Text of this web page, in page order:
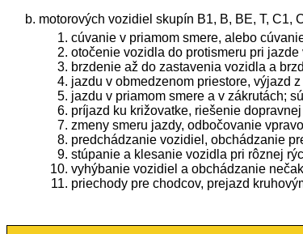
motorových vozidiel skupín B1, B, BE, T, C1,
cúvanie v priamom smere, alebo
otočenie vozidla do protismeru pri
brzdenie až do zastavenia vozidla a
jazdu v obmedzenom priestore, výjazd
jazdu v priamom smere a v zákrutách;
príjazd ku križovatke, riešenie
zmeny smeru jazdy, odbočovanie
predchádzanie vozidiel, obchádzanie
stúpanie a klesanie vozidla pri rôznej
vyhýbanie vozidiel a obchádzanie
priechody pre chodcov, prejazd